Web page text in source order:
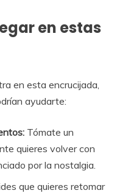
en estas
en esta encrucijada,
ayudarte:
Tómate un
quieres volver con
por la nostalgia.
que quieres retomar